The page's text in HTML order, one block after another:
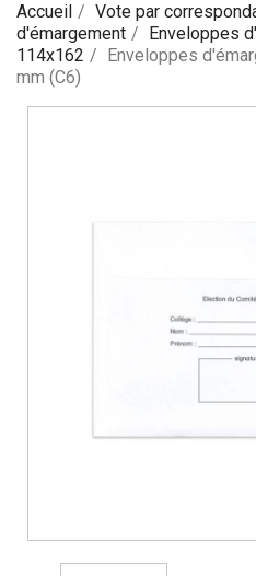
Accueil Vote par
d'émargement
Enveloppes
114x162
Enveloppes
mm (C6)